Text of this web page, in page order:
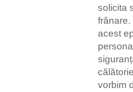
solicita
frânare.
acest
vorbim